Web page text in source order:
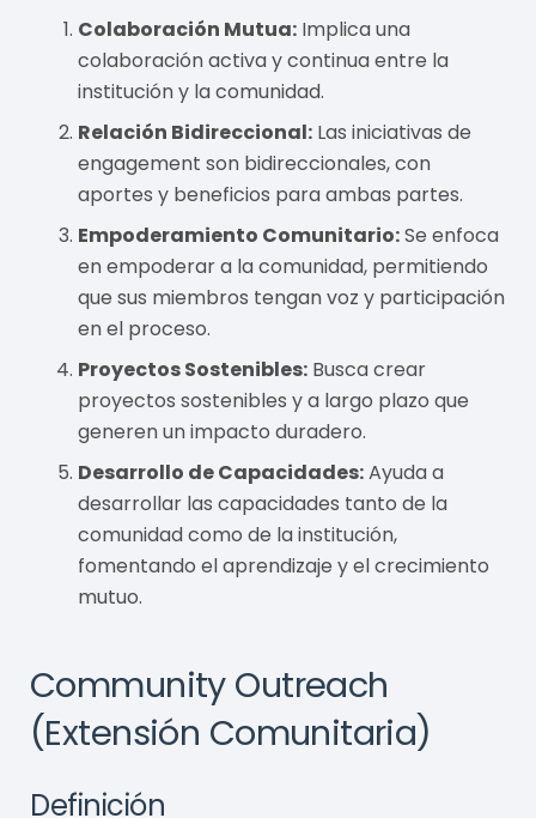
Colaboración Mutua: Implica una
colaboración activa y continua entre la
institución y la comunidad.
Relación Bidireccional: Las iniciativas de
engagement son bidireccionales, con
aportes y beneficios para ambas partes.
Empoderamiento Comunitario:Se enfoca
en empoderar a la comunidad, permitiendo
que sus miembros tengan voz y participación
en el proceso.
Proyectos Sostenibles: Busca crear
proyectos sostenibles y a largo plazo que
generen un impacto duradero.
Desarrollo de Capacidades:Ayuda a
desarrollar las capacidades tanto de la
comunidad como de la institución,
fomentando el aprendizaje y el crecimiento
mutuo.
Community Outreach
(Extensión Comunitaria)
Definición